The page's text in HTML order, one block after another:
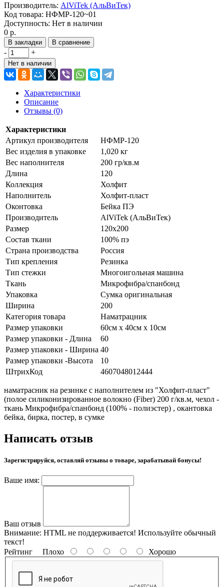
Производитель: AlViTek (АльВиТек)
Код товара: НФМР-120~01
Доступность: Нет в наличии
0 р.
В закладки В сравнение
- +
Нет в наличии
Характеристики
Описание
Отзывы (0)
Характеристики
Артикул производителя
НФМР-120
Вес изделия в упаковке
1,020 кг
Вес наполнителя
200 гр/кв.м
Длина
120
Коллекция
Холфит
Наполнитель
Холфит-пласт
Оконтовка
Бейка ПЭ
Производитель
AlViTek (АльВиТек)
Размер
120х200
Состав ткани
100% пэ
Страна производства
Россия
Тип крепления
Резинка
Тип стежки
Многоигольная машина
Ткань
Микрофибра/спанбонд
Упаковка
Сумка оригинальная
Ширина
200
Категория товара
Наматрацник
Размер упаковки
60см х 40см х 10см
Размер упаковки - Длина
60
Размер упаковки - Ширина 40
Размер упаковки -Высота
10
ШтрихКод
4607048012444
наматрасник на резинке с наполнителем из "Холфит-пласт"
(полое силиконизированное волокно (Fiber) 200 г/кв.м, чехол -
ткань Микрофибра/спанбонд (100% - полиэстер) , окантовка
бейка, бирка, постер, в сумке
Написать отзыв
Зарегистрируйся, оставляй отзывы о товаре, зарабатывай бонусы!
Ваше имя:
Ваш отзыв
Внимание: HTML не поддерживается! Используйте обычный
текст!
Рейтинг Плохо Хорошо